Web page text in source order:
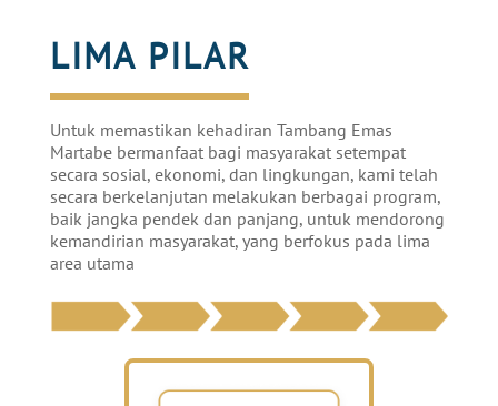
LIMA PILAR
Untuk memastikan kehadiran Tambang Emas
Martabe bermanfaat bagi masyarakat setempat
secara sosial, ekonomi, dan lingkungan, kami telah
secara berkelanjutan melakukan berbagai program,
baik jangka pendek dan panjang, untuk mendorong
kemandirian masyarakat, yang berfokus pada lima
area utama